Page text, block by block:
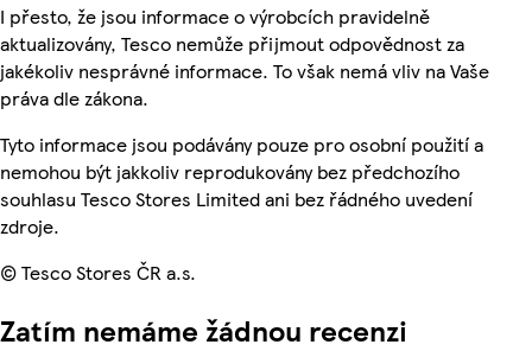
I přesto, že jsou informace o výrobcích pravidelně
aktualizovány, Tesco nemůže přijmout odpovědnost za
jakékoliv nesprávné informace. To však nemá vliv na Vaše
práva dle zákona.
Tyto informace jsou podávány pouze pro osobní použití a
nemohou být jakkoliv reprodukovány bez předchozího
souhlasu Tesco Stores Limited ani bez řádného uvedení
zdroje.
© Tesco Stores ČR a.s.
Zatím nemáme žádnou recenzi